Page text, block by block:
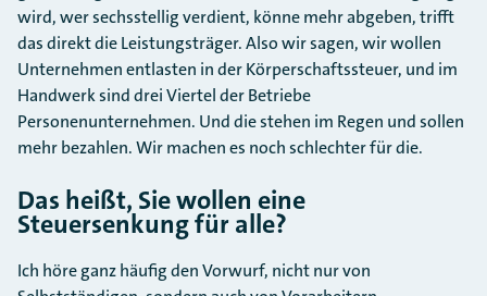
wird, wer sechsstellig verdient, könne mehr abgeben, trifft
das direkt die Leistungsträger. Also wir sagen, wir wollen
Unternehmen entlasten in der Körperschaftssteuer, und im
Handwerk sind drei Viertel der Betriebe
Personenunternehmen. Und die stehen im Regen und sollen
mehr bezahlen. Wir machen es noch schlechter für die.
Das heißt, Sie wollen eine
Steuersenkung für alle?
Ich höre ganz häufig den Vorwurf, nicht nur von